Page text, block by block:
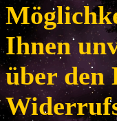
Ihnen
über den